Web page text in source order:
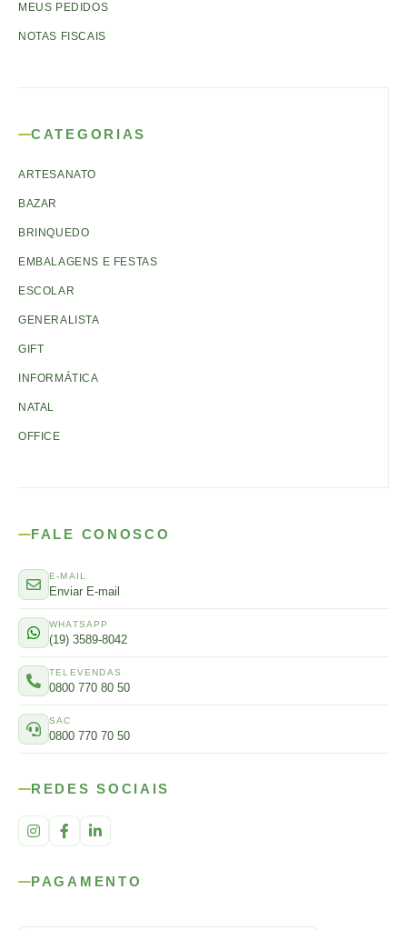
MEUS PEDIDOS
NOTAS FISCAIS
CATEGORIAS
ARTESANATO
BAZAR
BRINQUEDO
EMBALAGENS E FESTAS
ESCOLAR
GENERALISTA
GIFT
INFORMÁTICA
NATAL
OFFICE
FALE CONOSCO
E-MAIL
Enviar E-mail
WHATSAPP
(19) 3589-8042
TELEVENDAS
0800 770 80 50
SAC
0800 770 70 50
REDES SOCIAIS
PAGAMENTO